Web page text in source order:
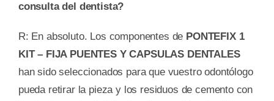
consulta del dentista?
R: En absoluto. Los componentes de PONTEFIX 1
KIT – FIJA PUENTES Y CAPSULAS DENTALES
han sido seleccionados para que vuestro odontólogo
pueda retirar la pieza y los residuos de cemento con